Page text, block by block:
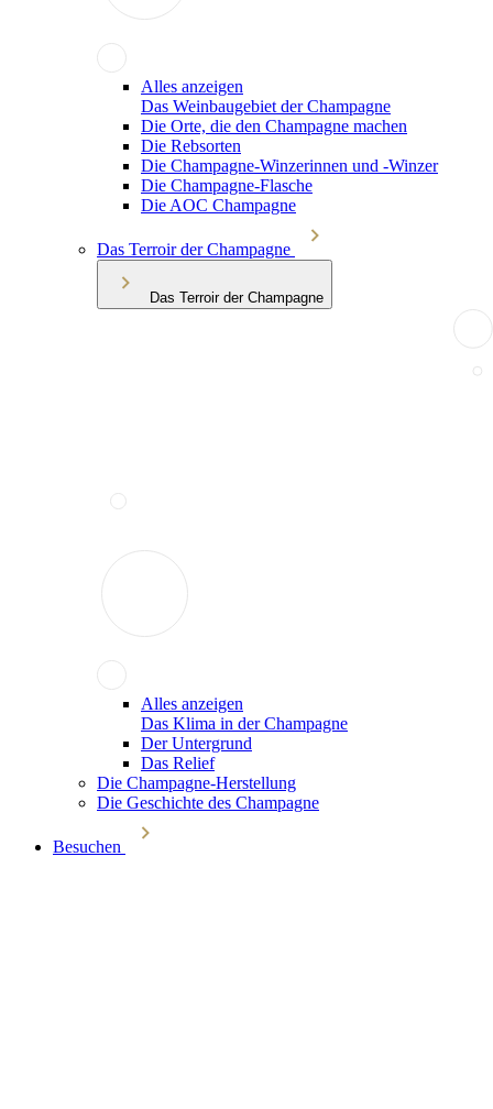
Alles anzeigen
Das Weinbaugebiet der Champagne
Die Orte, die den Champagne machen
Die Rebsorten
Die Champagne-Winzerinnen und -Winzer
Die Champagne-Flasche
Die AOC Champagne
Das Terroir der Champagne
Das Terroir der Champagne
Alles anzeigen
Das Klima in der Champagne
Der Untergrund
Das Relief
Die Champagne-Herstellung
Die Geschichte des Champagne
Besuchen